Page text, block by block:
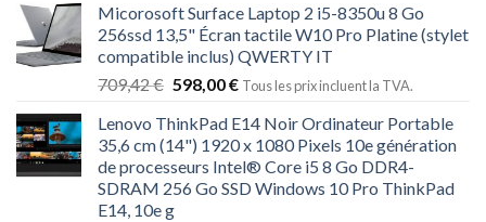
Micorosoft Surface Laptop 2 i5-8350u 8 Go
256ssd 13,5" Écran tactile W10 Pro Platine (stylet
compatible inclus) QWERTY IT
709,42€ 598,00€ Tous les prix incluent la TVA.
Lenovo ThinkPad E14 Noir Ordinateur Portable
35,6 cm (14") 1920 x 1080 Pixels 10e génération
de processeurs Intel® Core i5 8 Go DDR4-
SDRAM 256 Go SSD Windows 10 Pro ThinkPad
E14, 10e g